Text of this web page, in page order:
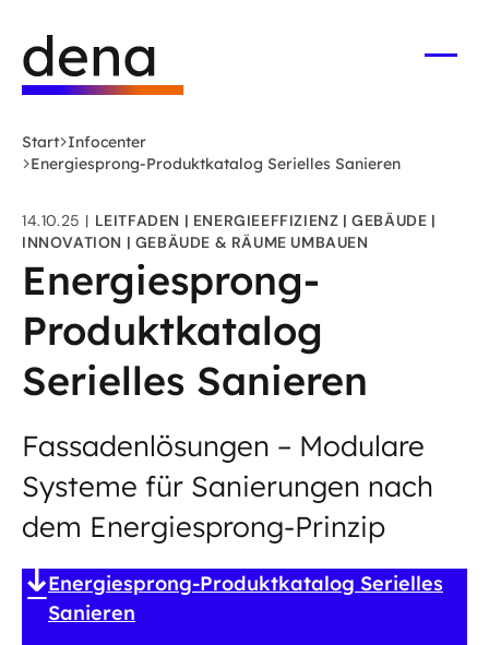
Hauptinhalt
springen
Deutsche
Energie-
Agentur
-
Startseite
Start Infocenter
Energiesprong-Produktkatalog Serielles Sanieren
14.10.25 LEITFADEN ENERGIEEFFIZIENZ
GEBÄUDE
INNOVATION
GEBÄUDE & RÄUME UMBAUEN
Energiesprong-
Produktkatalog
Serielles Sanieren
Fassadenlösungen – Modulare
Systeme für Sanierungen nach
dem Energiesprong-Prinzip
Energiesprong-Produktkatalog Serielles
Sanieren